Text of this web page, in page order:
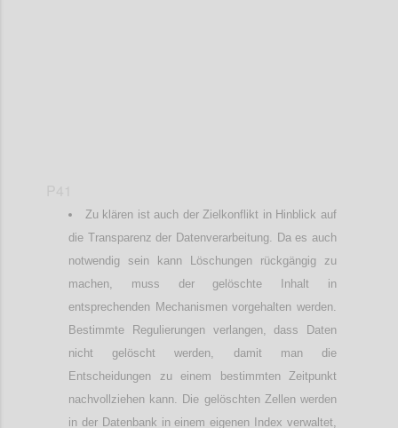
Zu klären ist auch der Zielkonflikt in Hinblick auf
die Transparenz der Datenverarbeitung. Da es auch
notwendig sein kann Löschungen rückgängig zu
machen, muss der gelöschte Inhalt in
entsprechenden Mechanismen vorgehalten werden.
Bestimmte Regulierungen verlangen, dass Daten
nicht gelöscht werden, damit man die
Entscheidungen zu einem bestimmten Zeitpunkt
nachvollziehen kann. Die gelöschten Zellen werden
in der Datenbank in einem eigenen Index verwaltet,